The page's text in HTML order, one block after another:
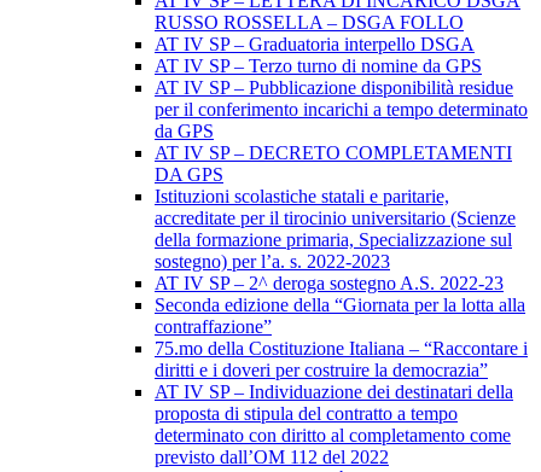
RUSSO ROSSELLA – DSGA FOLLO
AT IV SP – Graduatoria interpello DSGA
AT IV SP – Terzo turno di nomine da GPS
AT IV SP – Pubblicazione disponibilità residue
per il conferimento incarichi a tempo determinato
da GPS
AT IV SP – DECRETO COMPLETAMENTI
DA GPS
Istituzioni scolastiche statali e paritarie,
accreditate per il tirocinio universitario (Scienze
della formazione primaria, Specializzazione sul
sostegno) per l’a. s. 2022-2023
AT IV SP – 2^ deroga sostegno A.S. 2022-23
Seconda edizione della “Giornata per la lotta alla
contraffazione”
75.mo della Costituzione Italiana – “Raccontare i
diritti e i doveri per costruire la democrazia”
AT IV SP – Individuazione dei destinatari della
proposta di stipula del contratto a tempo
determinato con diritto al completamento come
previsto dall’OM 112 del 2022